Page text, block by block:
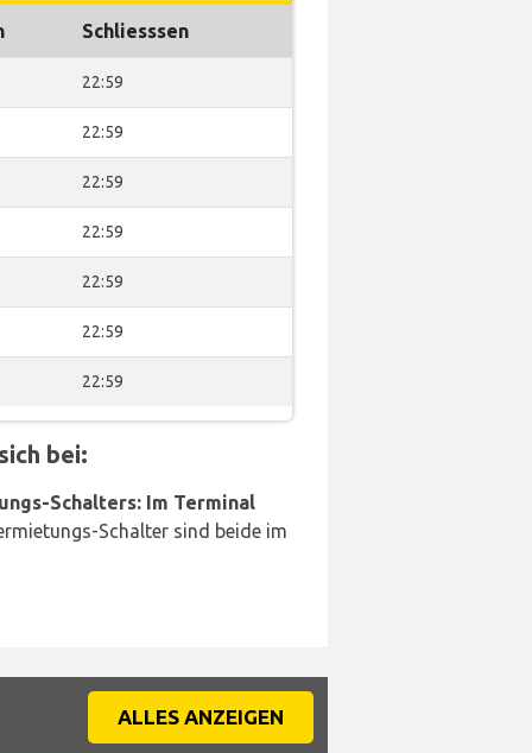
Schliesssen
22:59
22:59
22:59
22:59
22:59
22:59
22:59
bei:
Schalters: Im Terminal
Schalter sind beide im
ALLES ANZEIGEN